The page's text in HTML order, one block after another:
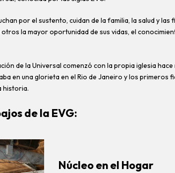
por el sustento, cuidan de la familia, la salud y las
la mayor oportunidad de sus vidas, el
de la Universal comenzó con la propia iglesia hace
en una glorieta en el Rio de Janeiro y los primeros
historia.
de la EVG:
Núcleo en el Hogar